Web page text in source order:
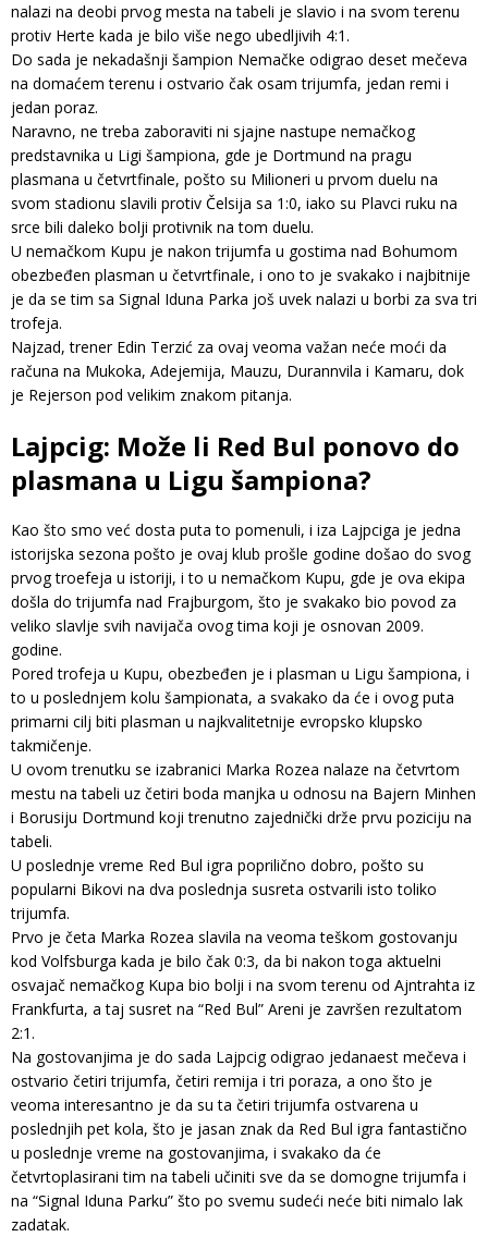
nalazi na deobi prvog mesta na tabeli je slavio i na svom terenu
protiv Herte kada je bilo više nego ubedljivih 4:1.
Do sada je nekadašnji šampion Nemačke odigrao deset mečeva
na domaćem terenu i ostvario čak osam trijumfa, jedan remi i
jedan poraz.
Naravno, ne treba zaboraviti ni sjajne nastupe nemačkog
predstavnika u Ligi šampiona, gde je Dortmund na pragu
plasmana u četvrtfinale, pošto su Milioneri u prvom duelu na
svom stadionu slavili protiv Čelsija sa 1:0, iako su Plavci ruku na
srce bili daleko bolji protivnik na tom duelu.
U nemačkom Kupu je nakon trijumfa u gostima nad Bohumom
obezbeđen plasman u četvrtfinale, i ono to je svakako i najbitnije
je da se tim sa Signal Iduna Parka još uvek nalazi u borbi za sva tri
trofeja.
Najzad, trener Edin Terzić za ovaj veoma važan neće moći da
računa na Mukoka, Adejemija, Mauzu, Durannvila i Kamaru, dok
je Rejerson pod velikim znakom pitanja.
Lajpcig: Može li Red Bul ponovo do
plasmana u Ligu šampiona?
Kao što smo već dosta puta to pomenuli, i iza Lajpciga je jedna
istorijska sezona pošto je ovaj klub prošle godine došao do svog
prvog troefeja u istoriji, i to u nemačkom Kupu, gde je ova ekipa
došla do trijumfa nad Frajburgom, što je svakako bio povod za
veliko slavlje svih navijača ovog tima koji je osnovan 2009.
godine.
Pored trofeja u Kupu, obezbeđen je i plasman u Ligu šampiona, i
to u poslednjem kolu šampionata, a svakako da će i ovog puta
primarni cilj biti plasman u najkvalitetnije evropsko klupsko
takmičenje.
U ovom trenutku se izabranici Marka Rozea nalaze na četvrtom
mestu na tabeli uz četiri boda manjka u odnosu na Bajern Minhen
i Borusiju Dortmund koji trenutno zajednički drže prvu poziciju na
tabeli.
U poslednje vreme Red Bul igra poprilično dobro, pošto su
popularni Bikovi na dva poslednja susreta ostvarili isto toliko
trijumfa.
Prvo je četa Marka Rozea slavila na veoma teškom gostovanju
kod Volfsburga kada je bilo čak 0:3, da bi nakon toga aktuelni
osvajač nemačkog Kupa bio bolji i na svom terenu od Ajntrahta iz
Frankfurta, a taj susret na “Red Bul” Areni je završen rezultatom
2:1.
Na gostovanjima je do sada Lajpcig odigrao jedanaest mečeva i
ostvario četiri trijumfa, četiri remija i tri poraza, a ono što je
veoma interesantno je da su ta četiri trijumfa ostvarena u
poslednjih pet kola, što je jasan znak da Red Bul igra fantastično
u poslednje vreme na gostovanjima, i svakako da će
četvrtoplasirani tim na tabeli učiniti sve da se domogne trijumfa i
na “Signal Iduna Parku” što po svemu sudeći neće biti nimalo lak
zadatak.